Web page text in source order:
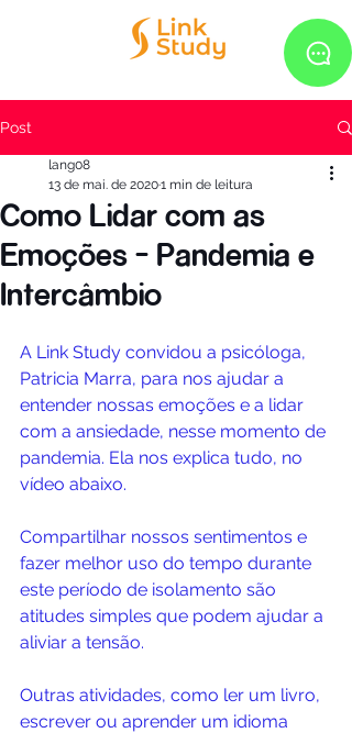
Post
Como Lidar com as
Emoções - Pandemia e
Intercâmbio
lang08
13 de mai. de 20201 min de leitura
A Link Study convidou a psicóloga,
Patricia Marra, para nos ajudar a
entender nossas emoções e a lidar
com a ansiedade, nesse momento de
pandemia. Ela nos explica tudo, no
vídeo abaixo.
Compartilhar nossos sentimentos e
fazer melhor uso do tempo durante
este período de isolamento são
atitudes simples que podem ajudar a
aliviar a tensão.
Outras atividades, como ler um livro,
escrever ou aprender um idioma